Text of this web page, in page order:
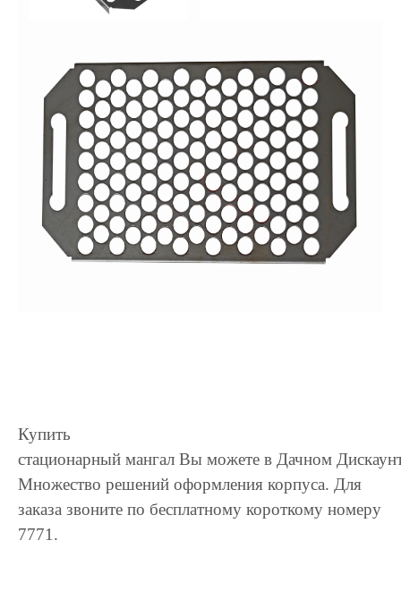
Купить
стационарный мангал Вы можете в Дачном
Множество решений оформления корпуса. Для
заказа звоните по бесплатному короткому номеру
7771.